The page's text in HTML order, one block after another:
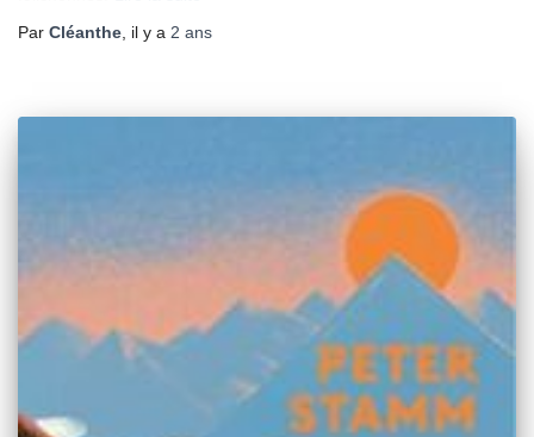
Par Cléanthe , il y a 2 ans